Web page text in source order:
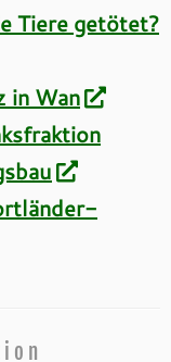
Tiere getötet?
in Wan